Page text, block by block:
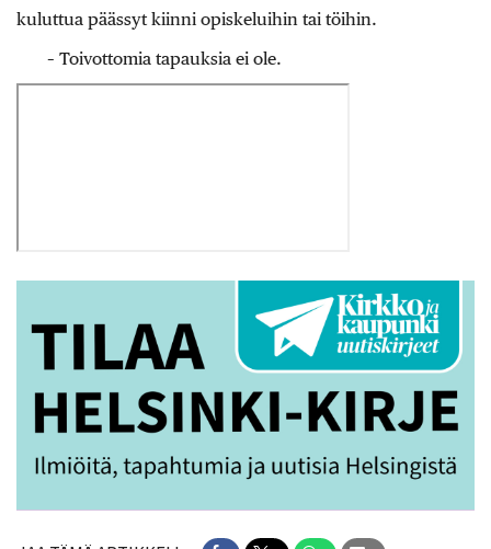
kuluttua päässyt kiinni opiskeluihin tai töihin.
– Toivottomia tapauksia ei ole.